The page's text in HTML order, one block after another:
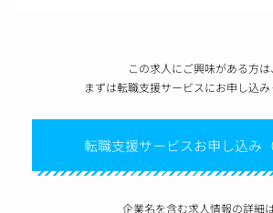
この求人にご興味がある方は、
まずは転職支援サービスにお申し込み
転職支援サービスお申し込み（
企業名を含む求人情報の詳細は